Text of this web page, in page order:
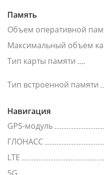
Память
Объем оперативной
Максимальный объем
Тип карты памяти
Тип встроенной памяти
Навигация
GPS-модуль
ГЛОНАСС
LTE